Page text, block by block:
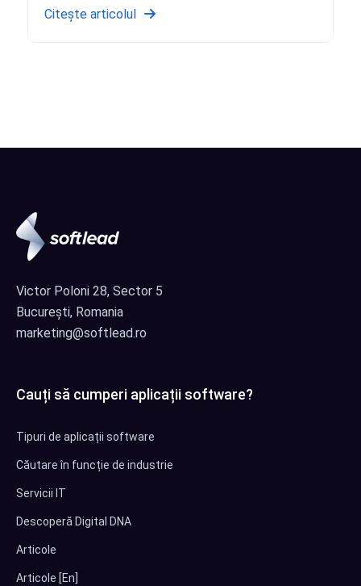
Citește articolul
Victor Poloni 28, Sector 5
București, Romania
marketing@softlead.ro
Cauți să cumperi aplicații software?
Tipuri de aplicații software
Căutare în funcție de industrie
Servicii IT
Descoperă Digital DNA
Articole
Articole [En]